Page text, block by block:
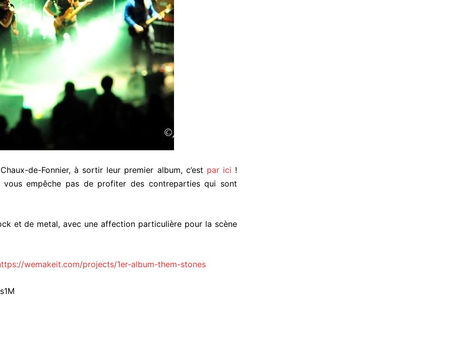
de-Fonnier, à sortir leur premier album, c’est par ici !
empêche pas de profiter des contreparties qui sont
et de metal, avec une affection particulière pour la scène
wemakeit.com/projects/1er-album-them-stones